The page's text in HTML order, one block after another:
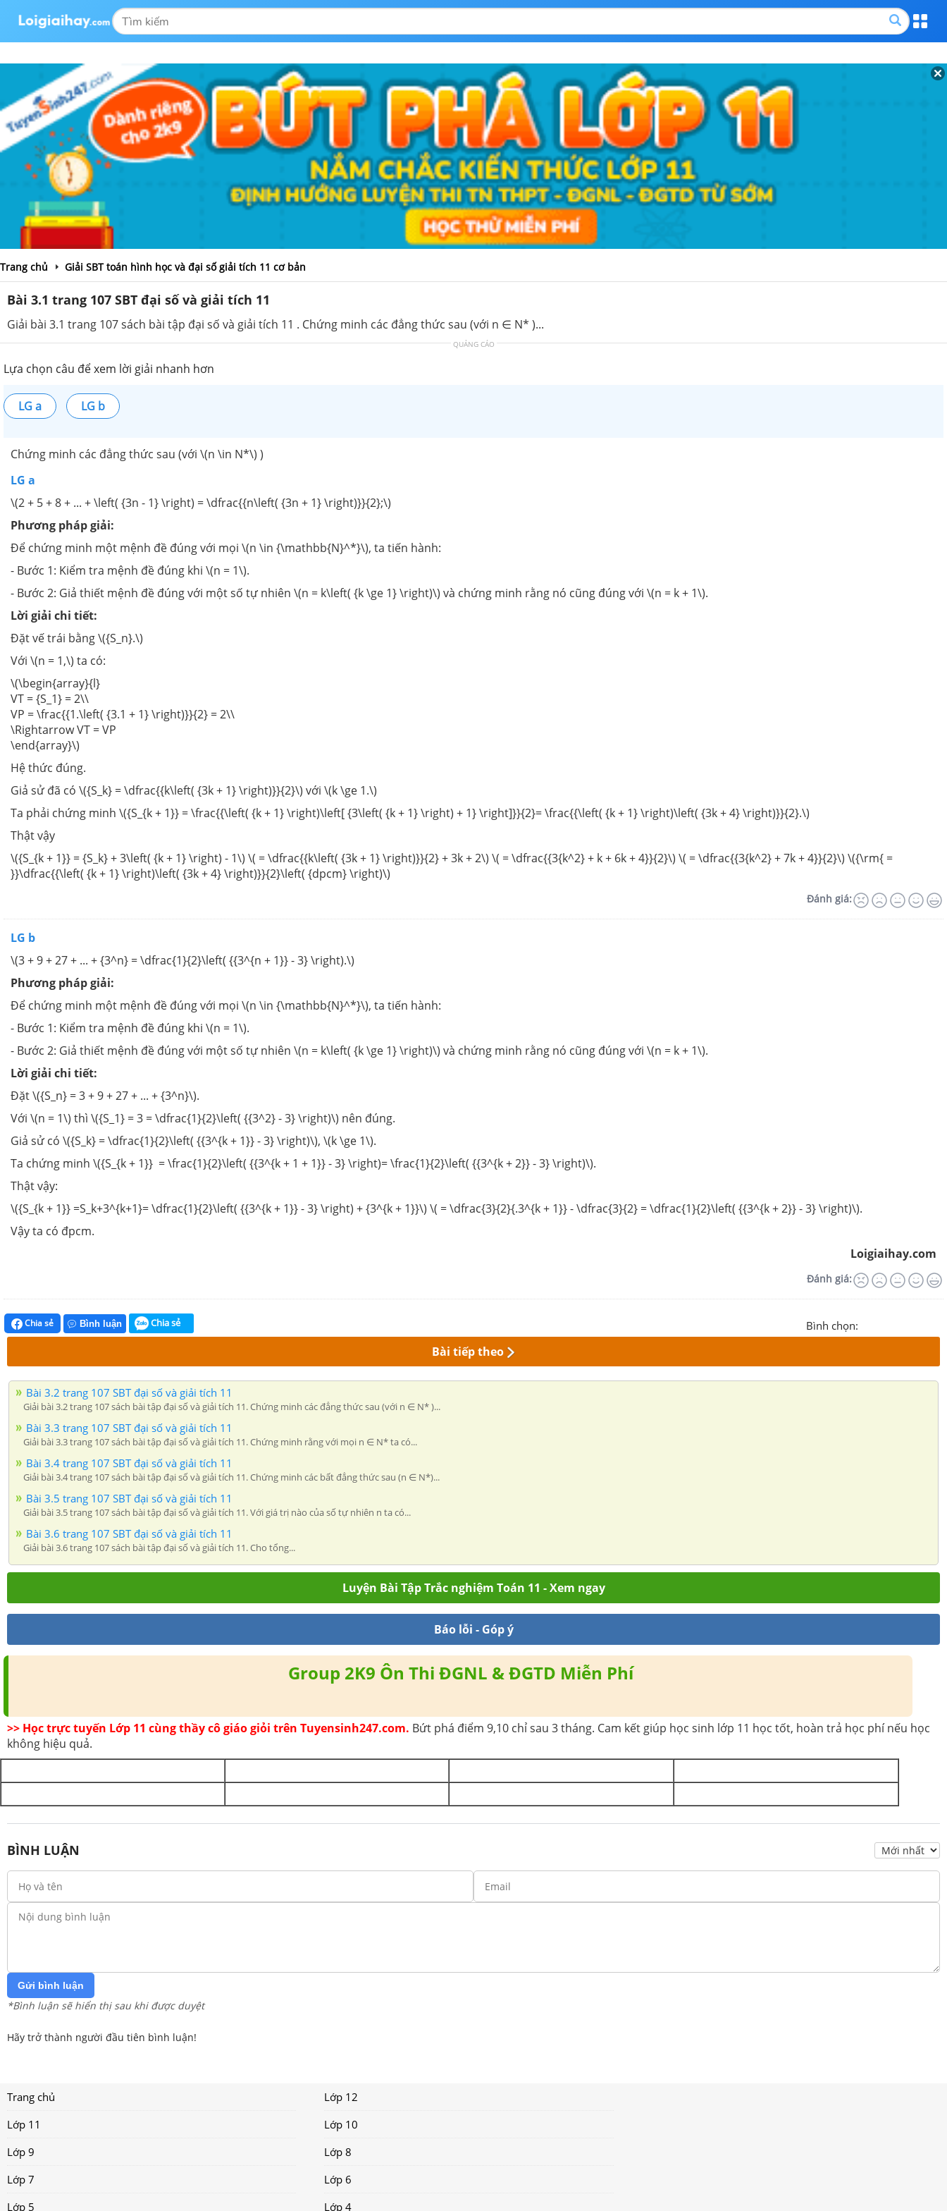
Trang chủ Giải SBT toán hình học và đại số giải tích 11 cơ bản
Bài 3.1 trang 107 SBT đại số và giải tích 11
Giải bài 3.1 trang 107 sách bài tập đại số và giải tích 11 . Chứng minh các đẳng thức sau (với n ∈ N* )...
QUẢNG CÁO
Lựa chọn câu để xem lời giải nhanh hơn
LG a LG b
Chứng minh các đẳng thức sau (với \(n \in N*\) )
LG a
\(2 + 5 + 8 + ... + \left( {3n - 1} \right) = \dfrac{{n\left( {3n + 1} \right)}}{2};\)
Phương pháp giải:
Để chứng minh một mệnh đề đúng với mọi \(n \in {\mathbb{N}^*}\), ta tiến hành:
- Bước 1: Kiểm tra mệnh đề đúng khi \(n = 1\).
- Bước 2: Giả thiết mệnh đề đúng với một số tự nhiên \(n = k\left( {k \ge 1} \right)\) và chứng minh rằng nó cũng đúng với \(n = k + 1\).
Lời giải chi tiết:
Đặt vế trái bằng \({S_n}.\)
Với \(n = 1,\) ta có:
\(\begin{array}{l}
VT = {S_1} = 2\\
VP = \frac{{1.\left( {3.1 + 1} \right)}}{2} = 2\\
\Rightarrow VT = VP
\end{array}\)
Hệ thức đúng.
Giả sử đã có \({S_k} = \dfrac{{k\left( {3k + 1} \right)}}{2}\) với \(k \ge 1.\)
Ta phải chứng minh \({S_{k + 1}} = \frac{{\left( {k + 1} \right)\left[ {3\left( {k + 1} \right) + 1} \right]}}{2}= \frac{{\left( {k + 1} \right)\left( {3k + 4} \right)}}{2}.\)
Thật vậy
\({S_{k + 1}} = {S_k} + 3\left( {k + 1} \right) - 1\) \( = \dfrac{{k\left( {3k + 1} \right)}}{2} + 3k + 2\) \( = \dfrac{{3{k^2} + k + 6k + 4}}{2}\) \( = \dfrac{{3{k^2} + 7k + 4}}{2}\) \({\rm{ =
}}\dfrac{{\left( {k + 1} \right)\left( {3k + 4} \right)}}{2}\left( {dpcm} \right)\)
Đánh giá:
LG b
\(3 + 9 + 27 + ... + {3^n} = \dfrac{1}{2}\left( {{3^{n + 1}} - 3} \right).\)
Phương pháp giải:
Để chứng minh một mệnh đề đúng với mọi \(n \in {\mathbb{N}^*}\), ta tiến hành:
- Bước 1: Kiểm tra mệnh đề đúng khi \(n = 1\).
- Bước 2: Giả thiết mệnh đề đúng với một số tự nhiên \(n = k\left( {k \ge 1} \right)\) và chứng minh rằng nó cũng đúng với \(n = k + 1\).
Lời giải chi tiết:
Đặt \({S_n} = 3 + 9 + 27 + ... + {3^n}\).
Với \(n = 1\) thì \({S_1} = 3 = \dfrac{1}{2}\left( {{3^2} - 3} \right)\) nên đúng.
Giả sử có \({S_k} = \dfrac{1}{2}\left( {{3^{k + 1}} - 3} \right)\), \(k \ge 1\).
Ta chứng minh \({S_{k + 1}} = \frac{1}{2}\left( {{3^{k + 1 + 1}} - 3} \right)= \frac{1}{2}\left( {{3^{k + 2}} - 3} \right)\).
Thật vậy:
\({S_{k + 1}} =S_k+3^{k+1}= \dfrac{1}{2}\left( {{3^{k + 1}} - 3} \right) + {3^{k + 1}}\) \( = \dfrac{3}{2}{.3^{k + 1}} - \dfrac{3}{2} = \dfrac{1}{2}\left( {{3^{k + 2}} - 3} \right)\).
Vậy ta có đpcm.
Loigiaihay.com
Đánh giá:
Chia sẻ Bình luận Chia sẻ Bình chọn:
Bài tiếp theo
Bài 3.2 trang 107 SBT đại số và giải tích 11
Giải bài 3.2 trang 107 sách bài tập đại số và giải tích 11. Chứng minh các đẳng thức sau (với n ∈ N* )...
Bài 3.3 trang 107 SBT đại số và giải tích 11
Giải bài 3.3 trang 107 sách bài tập đại số và giải tích 11. Chứng minh rằng với mọi n ∈ N* ta có...
Bài 3.4 trang 107 SBT đại số và giải tích 11
Giải bài 3.4 trang 107 sách bài tập đại số và giải tích 11. Chứng minh các bất đẳng thức sau (n ∈ N*)...
Bài 3.5 trang 107 SBT đại số và giải tích 11
Giải bài 3.5 trang 107 sách bài tập đại số và giải tích 11. Với giá trị nào của số tự nhiên n ta có...
Bài 3.6 trang 107 SBT đại số và giải tích 11
Giải bài 3.6 trang 107 sách bài tập đại số và giải tích 11. Cho tổng...
Luyện Bài Tập Trắc nghiệm Toán 11 - Xem ngay
Báo lỗi - Góp ý
Group 2K9 Ôn Thi ĐGNL & ĐGTD Miễn Phí
>> Học trực tuyến Lớp 11 cùng thầy cô giáo giỏi trên Tuyensinh247.com. Bứt phá điểm 9,10 chỉ sau 3 tháng. Cam kết giúp học sinh lớp 11 học tốt, hoàn trả học phí nếu học
không hiệu quả.
BÌNH LUẬN
Gửi bình luận
*Bình luận sẽ hiển thị sau khi được duyệt
Hãy trở thành người đầu tiên bình luận!
Trang chủ
Lớp 12
Lớp 11
Lớp 10
Lớp 9
Lớp 8
Lớp 7
Lớp 6
Lớp 5
Lớp 4